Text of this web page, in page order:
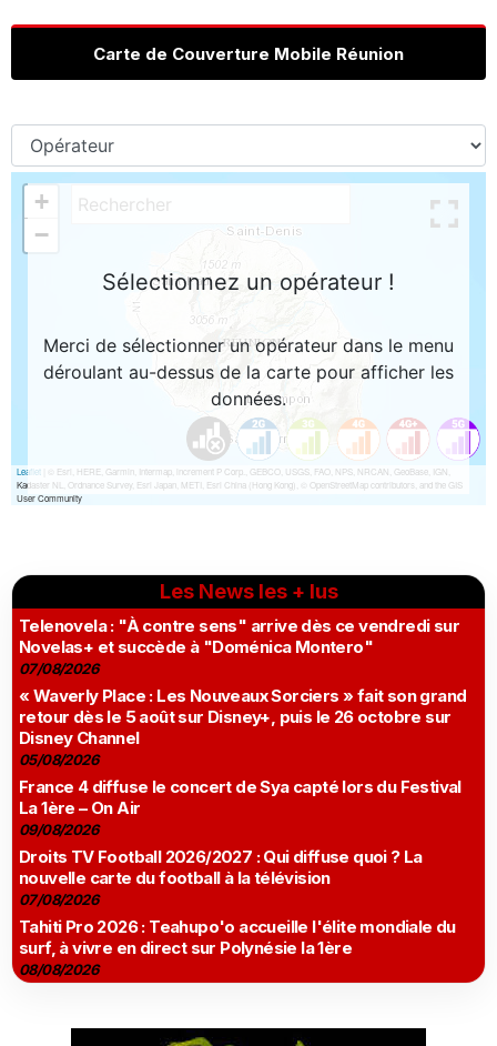
Carte de Couverture Mobile Réunion
Les News les + lus
Telenovela : "À contre sens" arrive dès ce vendredi sur
Novelas+ et succède à "Doménica Montero"
07/08/2026
« Waverly Place : Les Nouveaux Sorciers » fait son grand
retour dès le 5 août sur Disney+, puis le 26 octobre sur
Disney Channel
05/08/2026
France 4 diffuse le concert de Sya capté lors du Festival
La 1ère – On Air
09/08/2026
Droits TV Football 2026/2027 : Qui diffuse quoi ? La
nouvelle carte du football à la télévision
07/08/2026
Tahiti Pro 2026 : Teahupo'o accueille l'élite mondiale du
surf, à vivre en direct sur Polynésie la 1ère
08/08/2026